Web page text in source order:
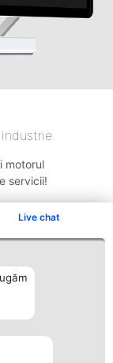
Live chat
motorul
servicii!